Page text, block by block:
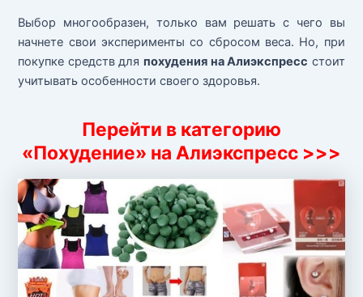
Выбор многообразен, только вам решать с чего вы
начнете свои эксперименты со сбросом веса. Но, при
покупке средств для похудения на Алиэкспресс стоит
учитывать особенности своего здоровья.
Перейти в категорию
«Похудение» на Алиэкспресс >>>